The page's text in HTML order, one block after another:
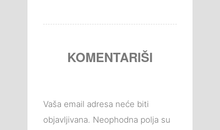
KOMENTARIŠI
Vaša email adresa neće biti
objavljivana. Neophodna polja su